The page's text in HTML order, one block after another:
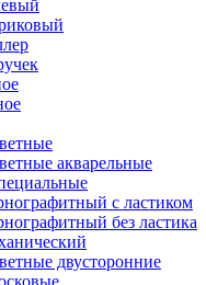
акварельные
с ластиком
без ластика
двусторонние